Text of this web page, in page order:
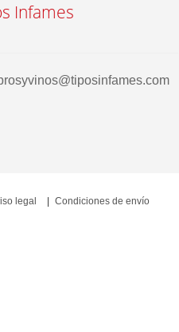
Infames
legal Condiciones de envío